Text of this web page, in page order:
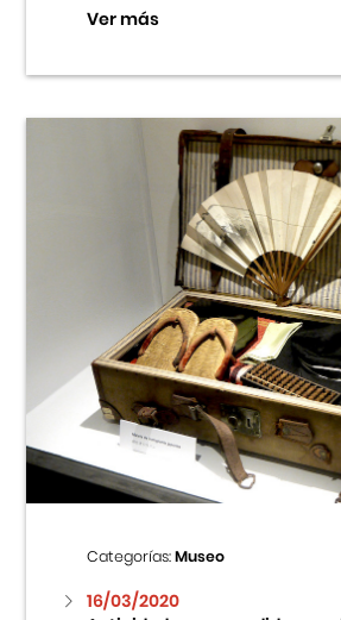
Ver más
Categorías:Museo
16/03/2020